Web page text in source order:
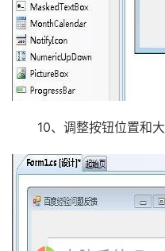
10、调整按钮位置和大